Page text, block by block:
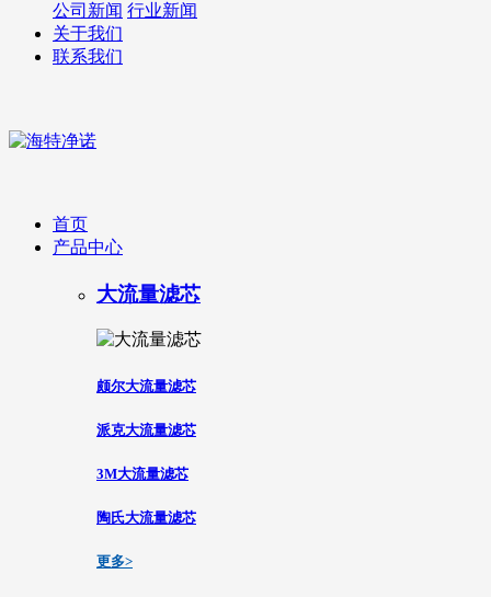
公司新闻 行业新闻
关于我们
联系我们
首页
产品中心
大流量滤芯
颇尔大流量滤芯
派克大流量滤芯
3M大流量滤芯
陶氏大流量滤芯
更多>